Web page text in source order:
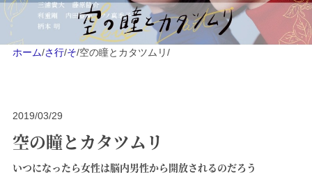
ホーム/さ行/そ/空の瞳とカタツムリ/
2019/03/29
空の瞳とカタツムリ
いつになったら女性は脳内男性から開放されるのだろう